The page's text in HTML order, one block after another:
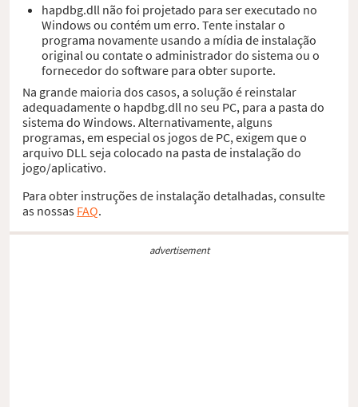
hapdbg.dll não foi projetado para ser executado no
Windows ou contém um erro. Tente instalar o
programa novamente usando a mídia de instalação
original ou contate o administrador do sistema ou o
fornecedor do software para obter suporte.
Na grande maioria dos casos, a solução é reinstalar
adequadamente o hapdbg.dll no seu PC, para a pasta do
sistema do Windows. Alternativamente, alguns
programas, em especial os jogos de PC, exigem que o
arquivo DLL seja colocado na pasta de instalação do
jogo/aplicativo.
Para obter instruções de instalação detalhadas, consulte
as nossas FAQ.
advertisement